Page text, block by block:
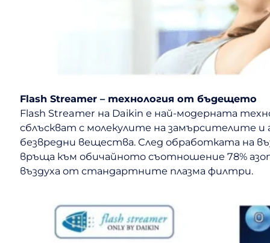
Flash Streamer – технология от бъдещето
Flash Streamer на Daikin е най-модерната
сблъскват с молекулите на замърсителите
безвредни вещества. След обработката на
връща към обичайното съотношение 78%
въздуха от стандартните плазма филтри.